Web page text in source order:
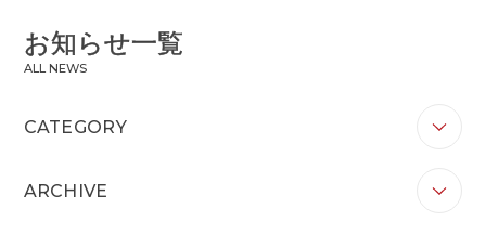
SHOP
ABOUT US
CONTACT
お知らせ一覧
ALL NEWS
CATEGORY
ブランド情報
ARCHIVE